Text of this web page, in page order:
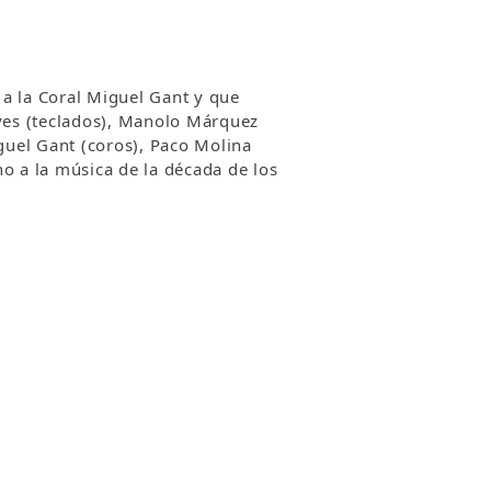
la Coral Miguel Gant y que
(teclados), Manolo Márquez
Gant (coros), Paco Molina
a la música de la década de los